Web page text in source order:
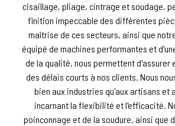
cisaillage, pliage, cintrage et soudage,
finition impeccable des différentes
maîtrise de ces secteurs, ainsi que
équipé de machines performantes et
de la qualité, nous permettent d'assurer
des délais courts à nos clients. Nous
bien aux industries qu'aux artisans et
incarnant la flexibilité et l'efficacité.
poinconnage et de la soudure, ainsi que